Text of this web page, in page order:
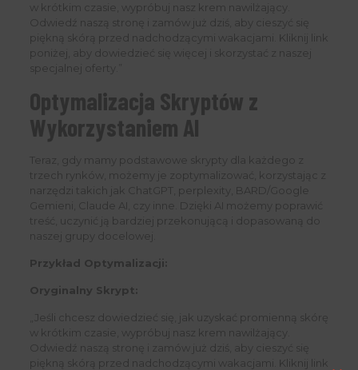
w krótkim czasie, wypróbuj nasz krem nawilżający.
Odwiedź naszą stronę i zamów już dziś, aby cieszyć się
piękną skórą przed nadchodzącymi wakacjami. Kliknij link
poniżej, aby dowiedzieć się więcej i skorzystać z naszej
specjalnej oferty.”
Optymalizacja Skryptów z
Wykorzystaniem AI
Teraz, gdy mamy podstawowe skrypty dla każdego z
trzech rynków, możemy je zoptymalizować, korzystając z
narzędzi takich jak ChatGPT, perplexity, BARD/Google
Gemieni, Claude AI, czy inne. Dzięki AI możemy poprawić
treść, uczynić ją bardziej przekonującą i dopasowaną do
naszej grupy docelowej.
Przykład Optymalizacji:
Oryginalny Skrypt:
„Jeśli chcesz dowiedzieć się, jak uzyskać promienną skórę
w krótkim czasie, wypróbuj nasz krem nawilżający.
Odwiedź naszą stronę i zamów już dziś, aby cieszyć się
piękną skórą przed nadchodzącymi wakacjami. Kliknij link